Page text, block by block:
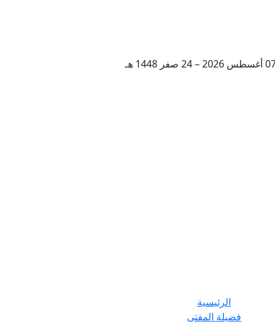
الرئيسية
فضيلة المفتى